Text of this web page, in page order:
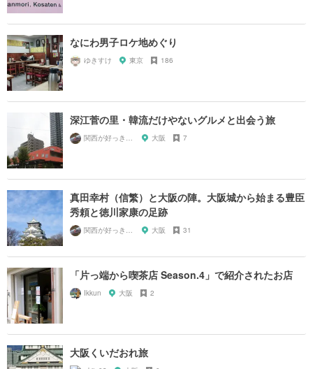
なにわ男子ロケ地めぐり
ゆきすけ 東京 186
深江菅の里・韓流だけやないグルメと出会う旅
関西が好っきゃねん 大阪 7
真田幸村（信繁）と大阪の陣。大阪城から始まる豊臣
秀頼と徳川家康の足跡
関西が好っきゃねん 大阪 31
「片っ端から喫茶店 Season.4」で紹介されたお店
Ikkun 大阪 2
大阪くいだおれ旅